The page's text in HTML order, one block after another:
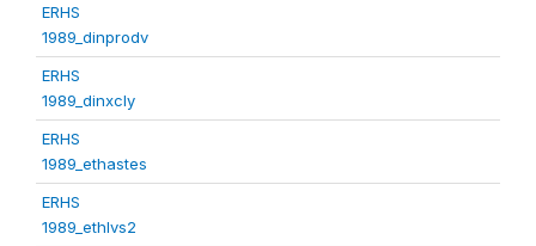
ERHS
1989_dinprodv
ERHS
1989_dinxcly
ERHS
1989_ethastes
ERHS
1989_ethlvs2